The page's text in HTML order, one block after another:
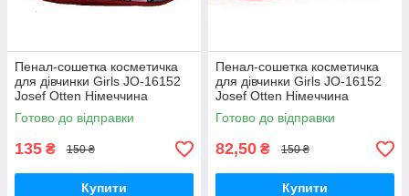
Пенал-сошетка косметичка
для дівчинки Girls JO-16152
Josef Otten Німеччина
Готово до відправки
135 ₴ 150 ₴
Купити
Пенал-сошетка косметичка
для дівчинки Girls JO-16152
Josef Otten Німеччина
Готово до відправки
82,50 ₴ 150 ₴
Купити